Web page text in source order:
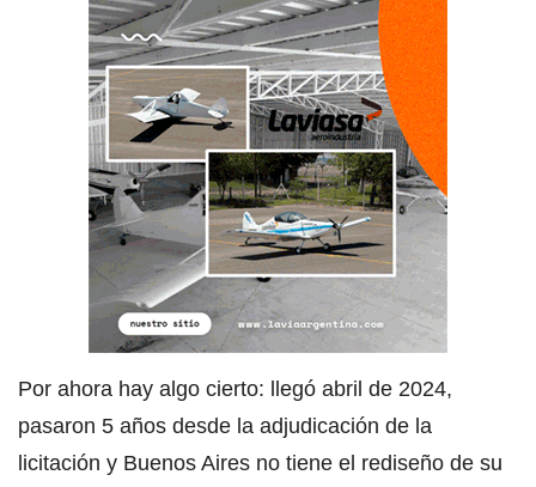
Por ahora hay algo cierto: llegó abril de 2024,
pasaron 5 años desde la adjudicación de la
licitación y Buenos Aires no tiene el rediseño de su